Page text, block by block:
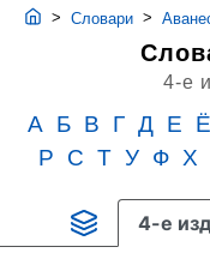
> Словари >
4-е
А Б В Г Д Е Ё
Р
С Т У Ф Х
4-е